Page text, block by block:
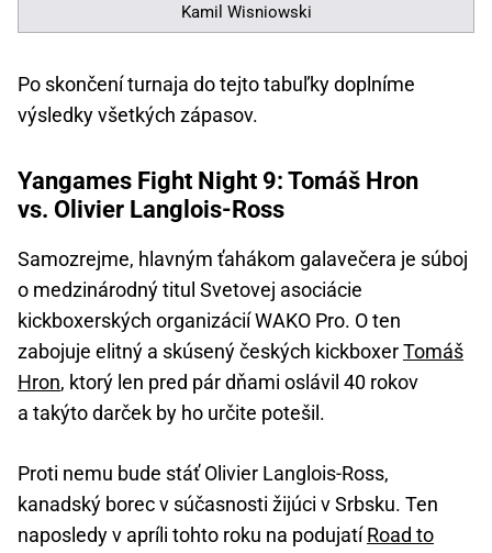
Kamil Wisniowski
Po skončení turnaja do tejto tabuľky doplníme
výsledky všetkých zápasov.
Yangames Fight Night 9: Tomáš Hron
vs. Olivier Langlois-Ross
Samozrejme, hlavným ťahákom galavečera je súboj
o medzinárodný titul Svetovej asociácie
kickboxerských organizácií WAKO Pro. O ten
zabojuje elitný a skúsený českých kickboxerTomáš
Hron, ktorý len pred pár dňami oslávil 40 rokov
a takýto darček by ho určite potešil.
Proti nemu bude stáť Olivier Langlois-Ross,
kanadský borec v súčasnosti žijúci v Srbsku. Ten
naposledy v apríli tohto roku na podujatíRoad to